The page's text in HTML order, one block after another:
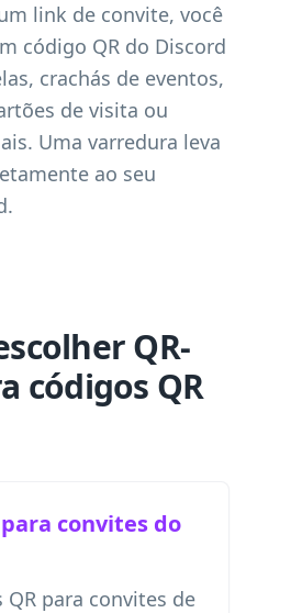
link de convite, você
código QR do Discord
crachás de eventos,
de visita ou
Uma varredura leva
ao seu
QR-
códigos QR
convites do
QR para convites de